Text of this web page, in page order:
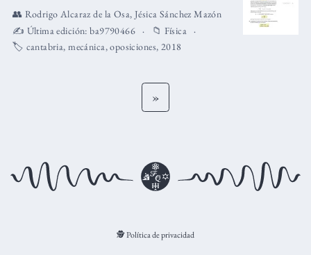
👥 Rodrigo Alcaraz de la Osa, Jésica Sánchez Mazón
✍️ Última edición:ba9790466 📁 Física
🏷️ cantabria,mecánica,oposiciones, 2018
»
🕵️ Política de privacidad